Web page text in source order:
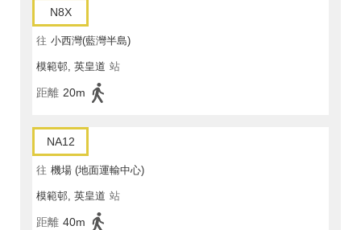
N8X
往 小西灣(藍灣半島)
模範邨, 英皇道 站
距離 20m
NA12
往 機場 (地面運輸中心)
模範邨, 英皇道 站
距離 40m